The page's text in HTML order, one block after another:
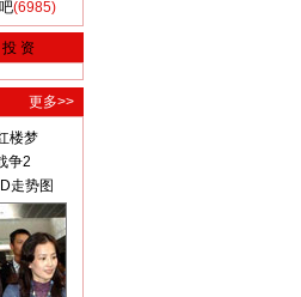
(6985)
投 资
更多>>
楼梦
争2
走势图